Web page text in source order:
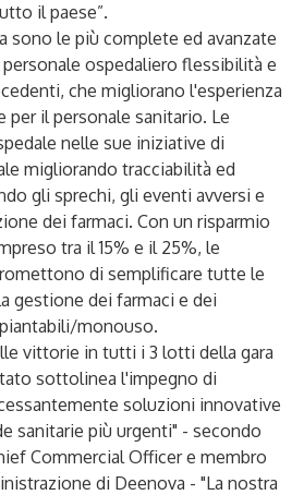
il paese”.
sono le più complete ed avanzate
ospedaliero flessibilità e
che migliorano l'esperienza
per il personale sanitario. Le
nelle sue iniziative di
migliorando tracciabilità ed
gli sprechi, gli eventi avversi e
dei farmaci. Con un risparmio
tra il 15% e il 25%, le
di semplificare tutte le
gestione dei farmaci e dei
monouso.
vittorie in tutti i 3 lotti della gara
sottolinea l'impegno di
soluzioni innovative
sanitarie più urgenti" - secondo
Commercial Officer e membro
di Deenova - "La nostra